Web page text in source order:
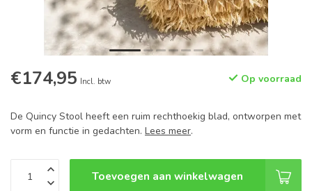
€174,95 Incl. btw Op voorraad
De Quincy Stool heeft een ruim rechthoekig blad, ontworpen met
vorm en functie in gedachten. Lees meer.
Toevoegen aan winkelwagen